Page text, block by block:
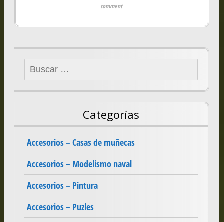
comment
Buscar:
Categorías
Accesorios – Casas de muñecas
Accesorios – Modelismo naval
Accesorios – Pintura
Accesorios – Puzles